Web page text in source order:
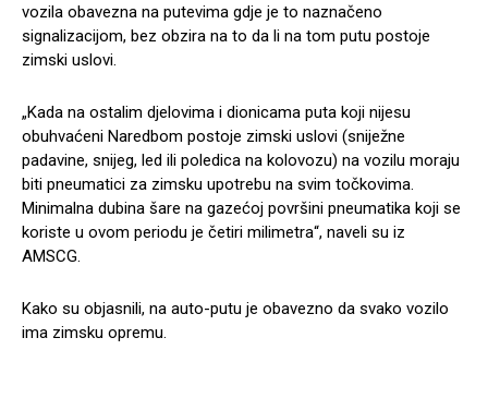
vozila obavezna na putevima gdje je to naznačeno
signalizacijom, bez obzira na to da li na tom putu postoje
zimski uslovi.
„Kada na ostalim djelovima i dionicama puta koji nijesu
obuhvaćeni Naredbom postoje zimski uslovi (sniježne
padavine, snijeg, led ili poledica na kolovozu) na vozilu moraju
biti pneumatici za zimsku upotrebu na svim točkovima.
Minimalna dubina šare na gazećoj površini pneumatika koji se
koriste u ovom periodu je četiri milimetra“, naveli su iz
AMSCG.
Kako su objasnili, na auto-putu je obavezno da svako vozilo
ima zimsku opremu.